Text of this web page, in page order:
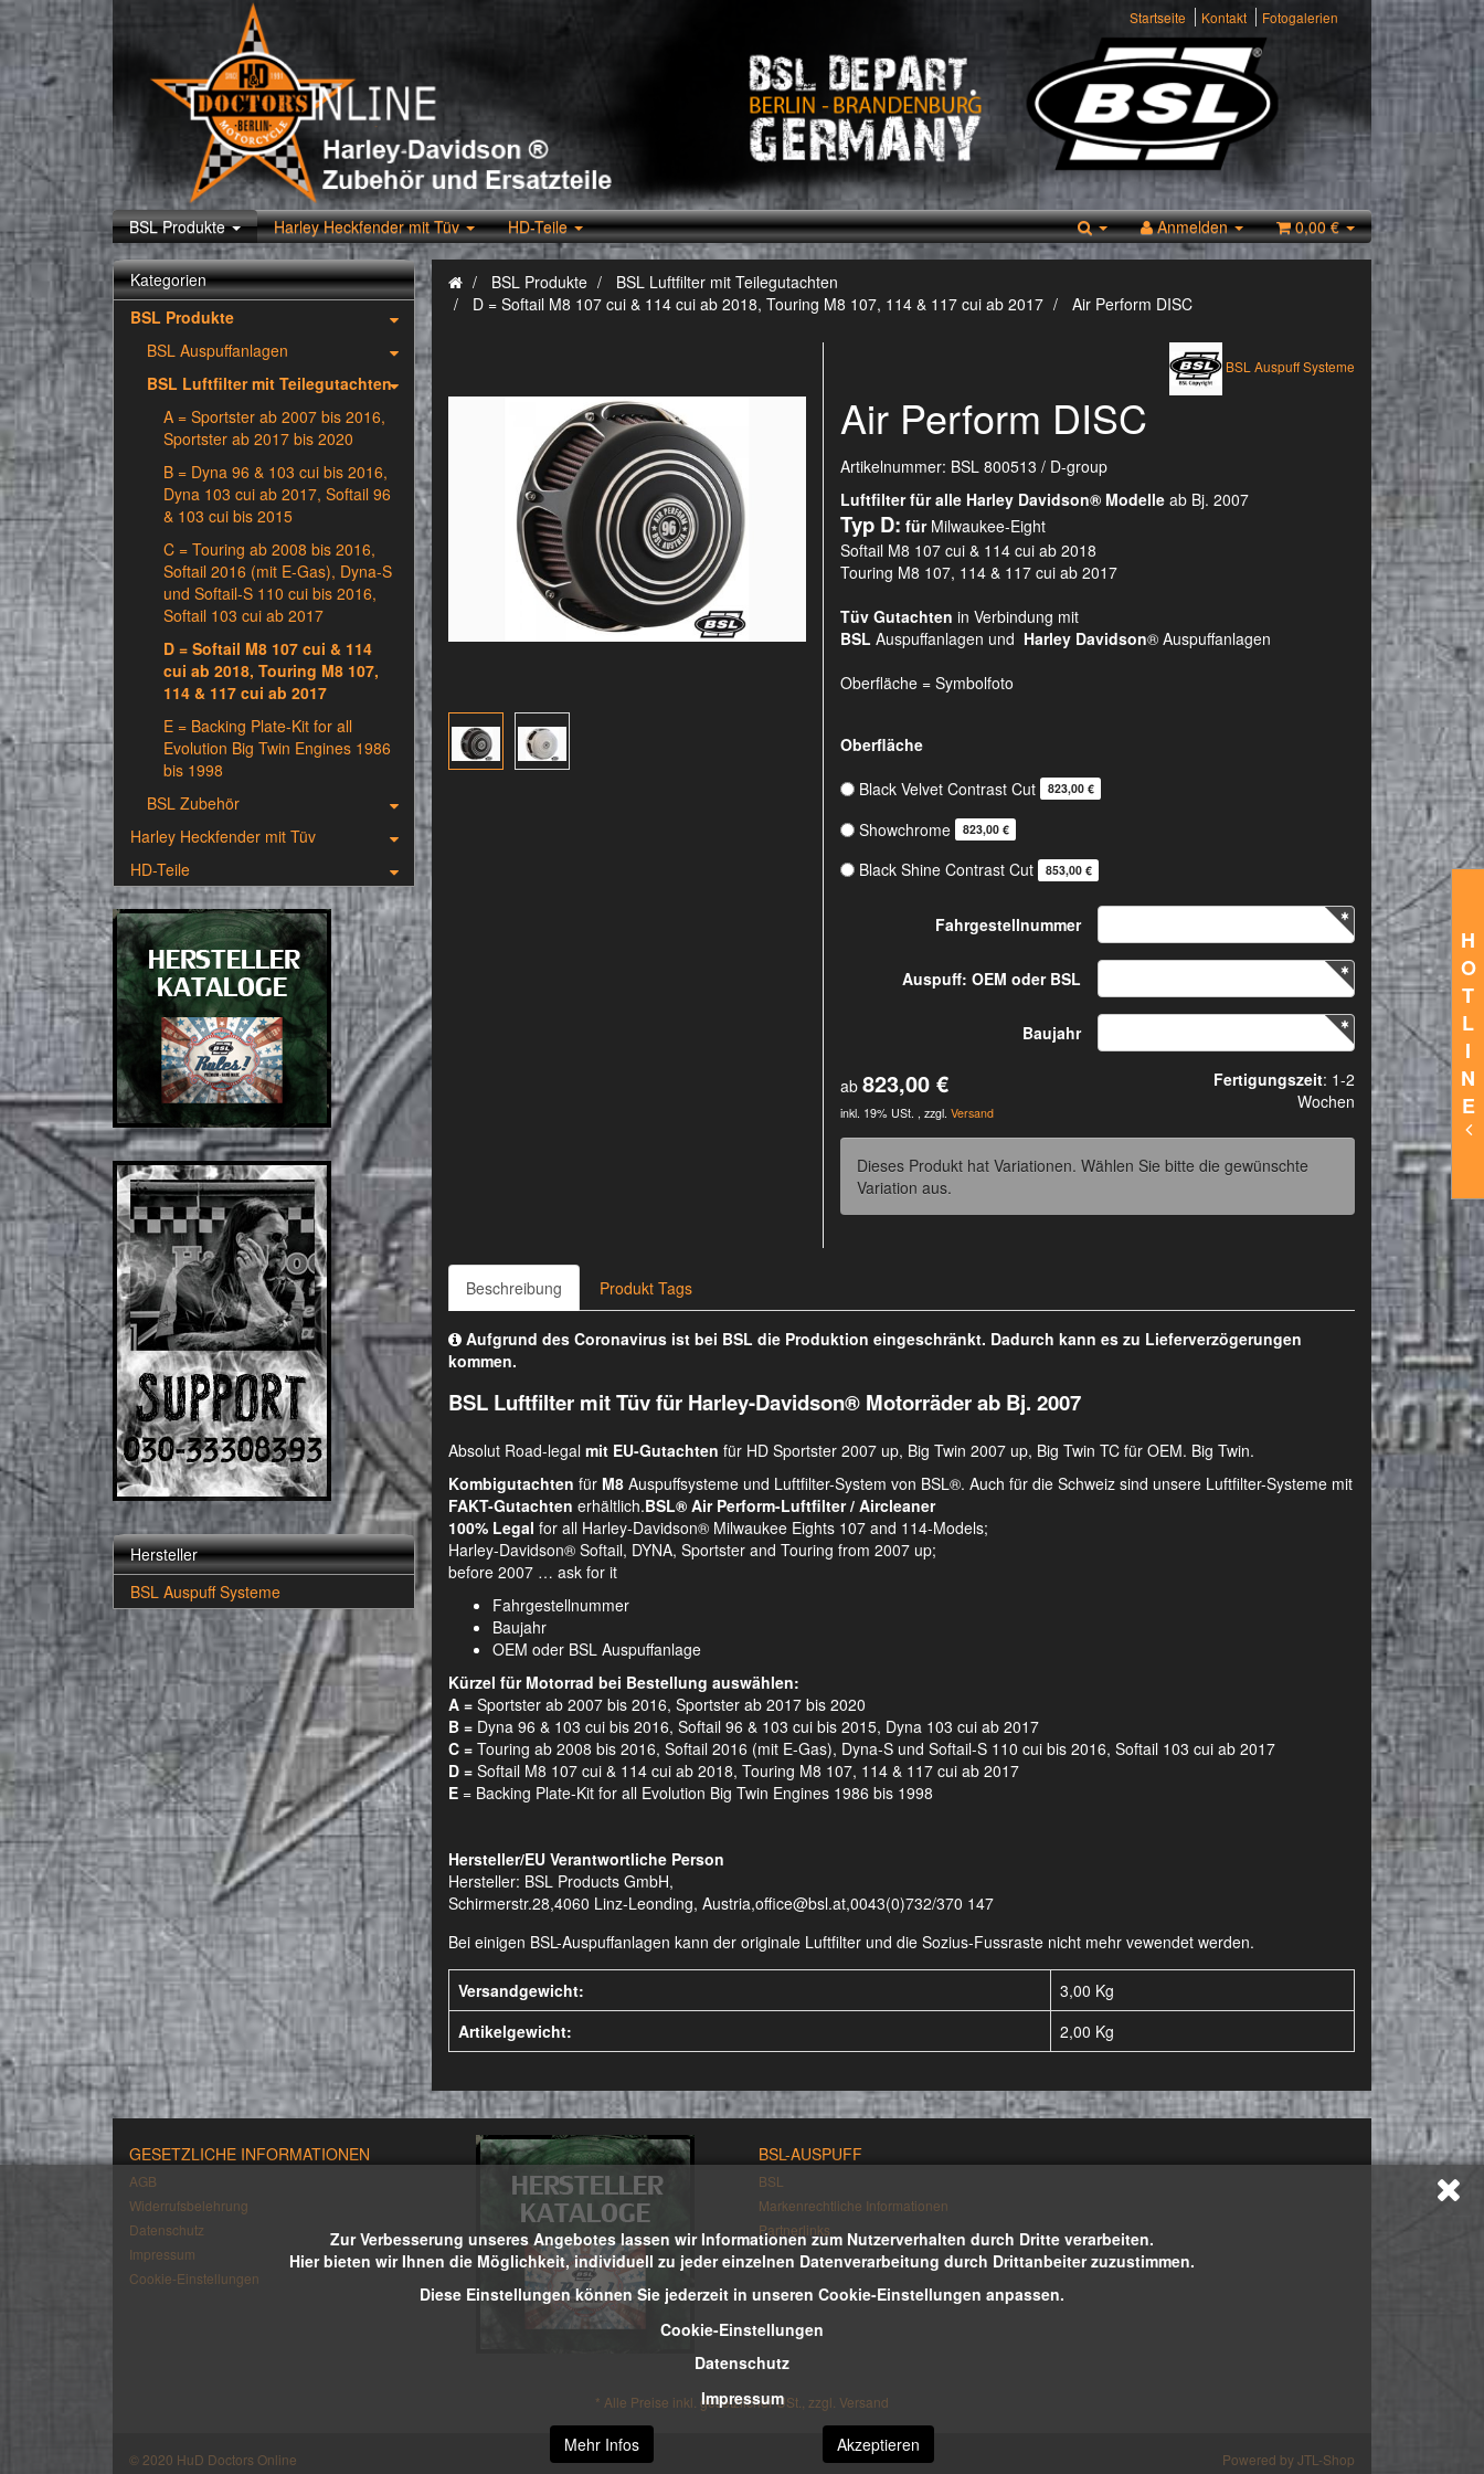
H
O
T
L
I
N
E
Startseite Kontakt Fotogalerien
BSL Produkte Harley Heckfender mit Tüv HD-Teile Anmelden 0,00 €
Zur Verbesserung unseres Angebotes lassen wir Informationen zum Nutzerverhalten durch Dritte verarbeiten.
Hier bieten wir Ihnen die Möglichkeit, individuell zu jeder einzelnen Datenverarbeitung durch Drittanbeiter zuzustimmen.
Diese Einstellungen können Sie jederzeit in unseren Cookie-Einstellungen anpassen.
Cookie-Einstellungen
Datenschutz
Impressum
Mehr Infos Akzeptieren
BSL Produkte
BSL Luftfilter mit Teilegutachten
D = Softail M8 107 cui & 114 cui ab 2018, Touring M8 107, 114 & 117 cui ab 2017
Air Perform DISC
BSL Auspuff Systeme
Air Perform DISC
Artikelnummer: BSL 800513 / D-group
Luftfilter für alle Harley Davidson® Modelleab Bj. 2007
Typ D: für Milwaukee-Eight
Softail M8 107 cui & 114 cui ab 2018
Touring M8 107, 114 & 117 cui ab 2017
Tüv Gutachten in Verbindung mit
BSL Auspuffanlagen und Harley Davidson® Auspuffanlagen
Oberfläche = Symbolfoto
Oberfläche
Black Velvet Contrast Cut
823,00 €
Showchrome 823,00 €
Black Shine Contrast Cut 853,00 €
Fahrgestellnummer
Auspuff: OEM oder BSL
Baujahr
ab823,00 €
inkl. 19% USt. , zzgl.Versand
Fertigungszeit: 1-2
Wochen
Dieses Produkt hat Variationen. Wählen Sie bitte die gewünschte
Variation aus.
Beschreibung Produkt Tags
Aufgrund des Coronavirus ist bei BSL die Produktion eingeschränkt. Dadurch kann es zu Lieferverzögerungen
kommen.
BSL Luftfilter mit Tüv für Harley-Davidson® Motorräder ab Bj. 2007
Absolut Road-legal mit EU-Gutachten für HD Sportster 2007 up, Big Twin 2007 up, Big Twin TC für OEM. Big Twin.
Kombigutachten für M8 Auspuffsysteme und Luftfilter-System von BSL®. Auch für die Schweiz sind unsere Luftfilter-Systeme mit
FAKT-Gutachten erhältlich.BSL® Air Perform-Luftfilter / Aircleaner
100% Legal for all Harley-Davidson® Milwaukee Eights 107 and 114-Models;
Harley-Davidson® Softail, DYNA, Sportster and Touring from 2007 up;
before 2007 … ask for it
Fahrgestellnummer
Baujahr
OEM oder BSL Auspuffanlage
Kürzel für Motorrad bei Bestellung auswählen:
A =Sportster ab 2007 bis 2016, Sportster ab 2017 bis 2020
B =Dyna 96 & 103 cui bis 2016, Softail 96 & 103 cui bis 2015, Dyna 103 cui ab 2017
C =Touring ab 2008 bis 2016, Softail 2016 (mit E-Gas), Dyna-S und Softail-S 110 cui bis 2016, Softail 103 cui ab 2017
D =Softail M8 107 cui & 114 cui ab 2018, Touring M8 107, 114 & 117 cui ab 2017
E= Backing Plate-Kit for all Evolution Big Twin Engines 1986 bis 1998
Hersteller/EU Verantwortliche Person
Hersteller: BSL Products GmbH,
Schirmerstr.28,4060 Linz-Leonding, Austria,office@bsl.at,0043(0)732/370 147
Bei einigen BSL-Auspuffanlagen kann der originale Luftfilter und die Sozius-Fussraste nicht mehr vewendet werden.
Versandgewicht:
3,00 Kg
Artikelgewicht:
2,00 Kg
Kategorien
BSL Produkte
BSL Auspuffanlagen
BSL Luftfilter mit Teilegutachten
A = Sportster ab 2007 bis 2016,
Sportster ab 2017 bis 2020
B = Dyna 96 & 103 cui bis 2016,
Dyna 103 cui ab 2017, Softail 96
& 103 cui bis 2015
C = Touring ab 2008 bis 2016,
Softail 2016 (mit E-Gas), Dyna-S
und Softail-S 110 cui bis 2016,
Softail 103 cui ab 2017
D = Softail M8 107 cui & 114
cui ab 2018, Touring M8 107,
114 & 117 cui ab 2017
E = Backing Plate-Kit for all
Evolution Big Twin Engines 1986
bis 1998
BSL Zubehör
Harley Heckfender mit Tüv
HD-Teile
Hersteller
BSL Auspuff Systeme
GESETZLICHE INFORMATIONEN
AGB
Widerrufsbelehrung
Datenschutz
Impressum
Cookie-Einstellungen
BSL-AUSPUFF
BSL
Markenrechtliche Informationen
Partnerlinks
* Alle Preise inkl. gesetzlicher USt., zzgl. Versand
© 2020 HuD Doctors Online Powered byJTL-Shop